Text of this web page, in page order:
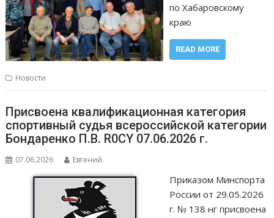
по Хабаровскому
краю
READ MORE
Новости
Присвоена квалификационная категория
спортивный судья всероссийской категории
Бондаренко П.В. R0CY 07.06.2026 г.
07.06.2026 Евгений
Приказом Минспорта
России от 29.05.2026
г. № 138 нг присвоена